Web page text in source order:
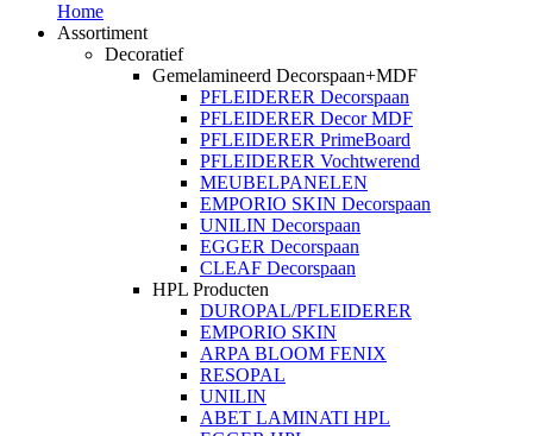
Home
Assortiment
Decoratief
Gemelamineerd Decorspaan+MDF
PFLEIDERER Decorspaan
PFLEIDERER Decor MDF
PFLEIDERER PrimeBoard
PFLEIDERER Vochtwerend
MEUBELPANELEN
EMPORIO SKIN Decorspaan
UNILIN Decorspaan
EGGER Decorspaan
CLEAF Decorspaan
HPL Producten
DUROPAL/PFLEIDERER
EMPORIO SKIN
ARPA BLOOM FENIX
RESOPAL
UNILIN
ABET LAMINATI HPL